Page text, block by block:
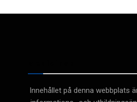
Innehållet på denna webbplats